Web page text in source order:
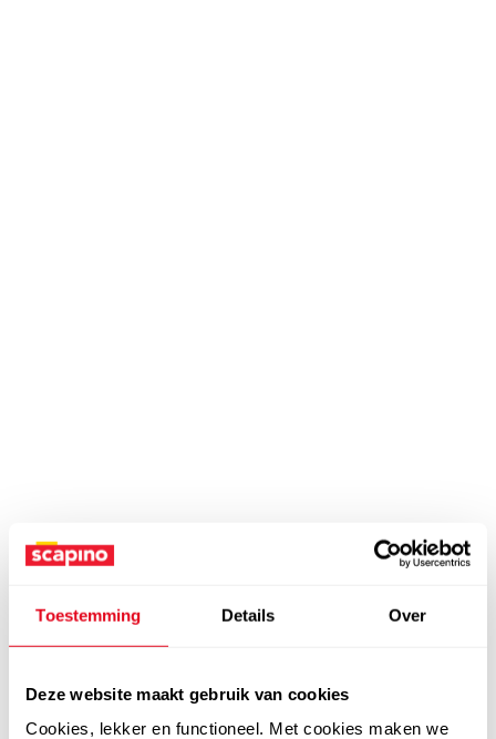
Toestemming Details Over
Deze website maakt gebruik van cookies
Cookies, lekker en functioneel. Met cookies maken we